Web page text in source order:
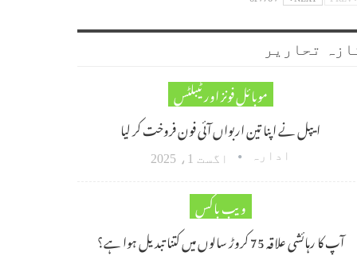
تحاریر
موبائل فونز اور ٹیبلٹس
ایپل نے اپنا تین اربواں آئی فون فروخت کر لیا
ادارہ اگست 1، 2025
ویب باکس
آپ کا رہائشی علاقہ 75 کروڑ سالوں میں کتنا تبدیل ہوا ہے؟